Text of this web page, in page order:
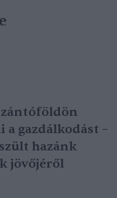
gazdálkodást –
hazánk
jövőjéről